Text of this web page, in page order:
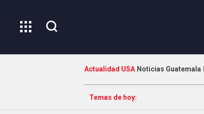
Actualidad USA Noticias Guatemala
Temas de hoy: